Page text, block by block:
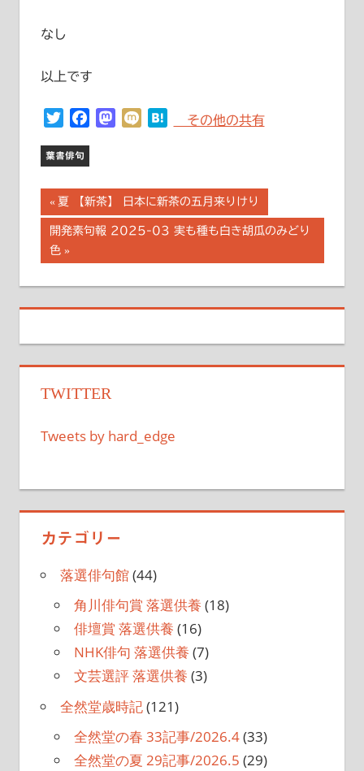
なし
以上です
TwitterFacebookMastodon
Mixi Hatena
その他の共有
葉書俳句
投
稿
ナ
ー
シ
前
の
記
夏 【新茶】 日本に新茶の五月来りけり
次
の
事:
開発素句報 2025-03 実も種も白き胡瓜のみどり
色
TWITTER
Tweets by hard_edge
カテゴリー
落選俳句館(44)
角川俳句賞 落選供養 (18)
俳壇賞 落選供養 (16)
NHK俳句 落選供養 (7)
文芸選評 落選供養 (3)
全然堂歳時記(121)
全然堂の春 33記事/2026.4(33)
全然堂の夏 29記事/2026.5 (29)